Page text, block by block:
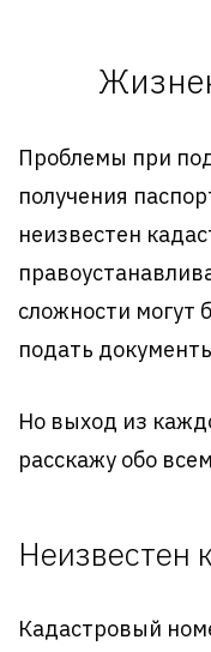
Проблемы при
получения
неизвестен
сложности могут
подать
Но выход из
расскажу обо
Неизвестен
Кадастровый